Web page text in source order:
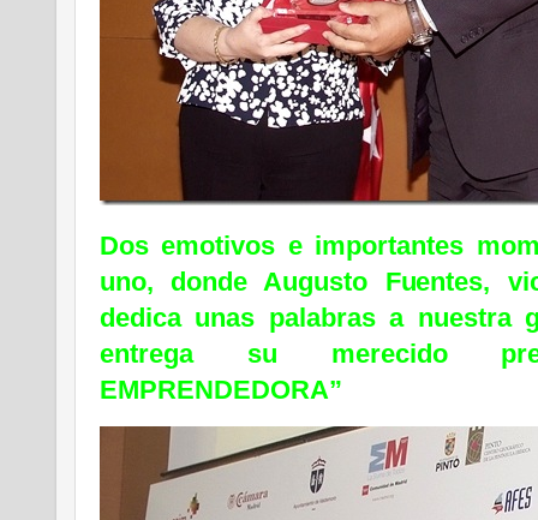
Dos emotivos e importantes
uno, donde Augusto Fuentes,
dedica unas palabras a nuestra
entrega su merecido
EMPRENDEDORA”